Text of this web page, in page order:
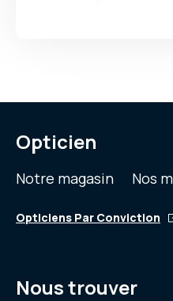
Opticien
Notre magasin Nos
Opticiens Par Conviction
Nous trouver